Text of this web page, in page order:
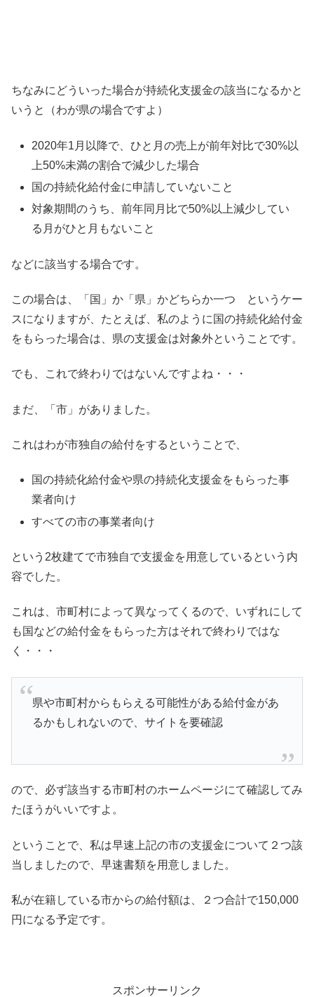
ちなみにどういった場合が持続化支援金の該当になるかと
いうと（わが県の場合ですよ）
2020年1月以降で、ひと月の売上が前年対比で30%以
上50%未満の割合で減少した場合
国の持続化給付金に申請していないこと
対象期間のうち、前年同月比で50%以上減少してい
る月がひと月もないこと
などに該当する場合です。
この場合は、「国」か「県」かどちらか一つ というケー
スになりますが、たとえば、私のように国の持続化給付金
をもらった場合は、県の支援金は対象外ということです。
でも、これで終わりではないんですよね・・・
まだ、「市」がありました。
これはわが市独自の給付をするということで、
国の持続化給付金や県の持続化支援金をもらった事
業者向け
すべての市の事業者向け
という2枚建てで市独自で支援金を用意しているという内
容でした。
これは、市町村によって異なってくるので、いずれにして
も国などの給付金をもらった方はそれで終わりではな
く・・・
県や市町村からもらえる可能性がある給付金があ
るかもしれないので、サイトを要確認
ので、必ず該当する市町村のホームページにて確認してみ
たほうがいいですよ。
ということで、私は早速上記の市の支援金について２つ該
当しましたので、早速書類を用意しました。
私が在籍している市からの給付額は、２つ合計で150,000
円になる予定です。
スポンサーリンク